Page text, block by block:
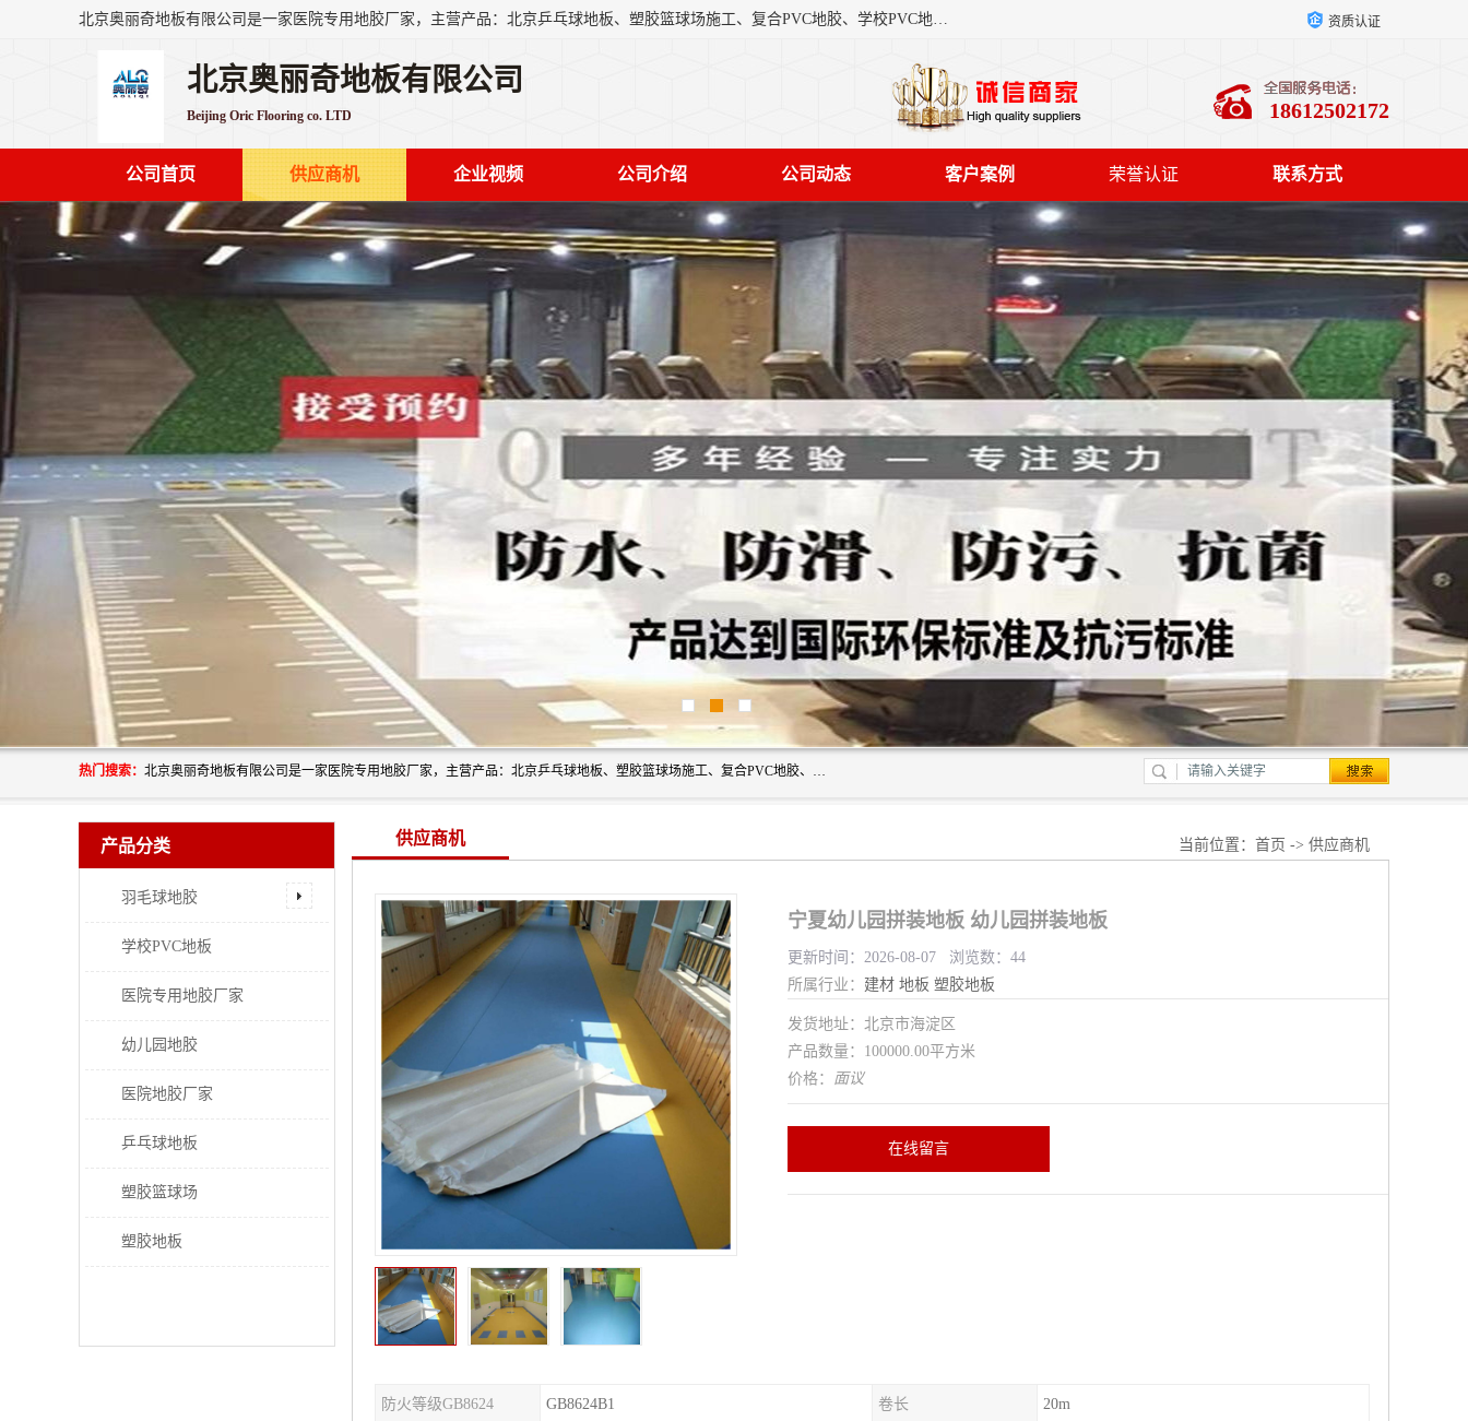
北京奥丽奇地板有限公司是一家医院专用地胶厂家，主营产品：北京乒乓球地板、塑胶篮球场施工、复合PVC地胶、学校PVC地板、幼儿园地胶等，奥丽奇是一家销售为一体PVC地板，塑胶地板为主的销售企业，公司所生产的PVC塑胶地板产品主要用于办公楼、医院、 机场、学校、幼儿园、商场、交通工具、宾馆、车站等公共场所。 资质认证
北京奥丽奇地板有限公司
Beijing Oric Flooring co. LTD 18612502172
公司首页 供应商机 企业视频 公司介绍 公司动态 客户案例 荣誉认证 联系方式
热门搜索： 北京奥丽奇地板有限公司是一家医院专用地胶厂家，主营产品：北京乒乓球地板、塑胶篮球场施工、复合PVC地胶、学校PVC地板、幼儿园地胶等，奥丽奇是一家销售为一体PVC地板，塑胶地板为主的销售企业，公司所生产的PVC塑胶地板产品主要用于办公楼、医院、 机场、学校、幼儿园、商场、交通工具、宾馆、车站等公共场所。
产品分类
羽毛球地胶
学校PVC地板
医院专用地胶厂家
幼儿园地胶
医院地胶厂家
乒乓球地板
塑胶篮球场
塑胶地板
供应商机 当前位置： 首页 -> 供应商机
宁夏幼儿园拼装地板 幼儿园拼装地板
更新时间：2026-08-07 浏览数：44
所属行业： 建材 地板 塑胶地板
发货地址：北京市海淀区
产品数量：100000.00平方米
价格： 面议
在线留言
防火等级GB8624 GB8624B1 卷长 20m